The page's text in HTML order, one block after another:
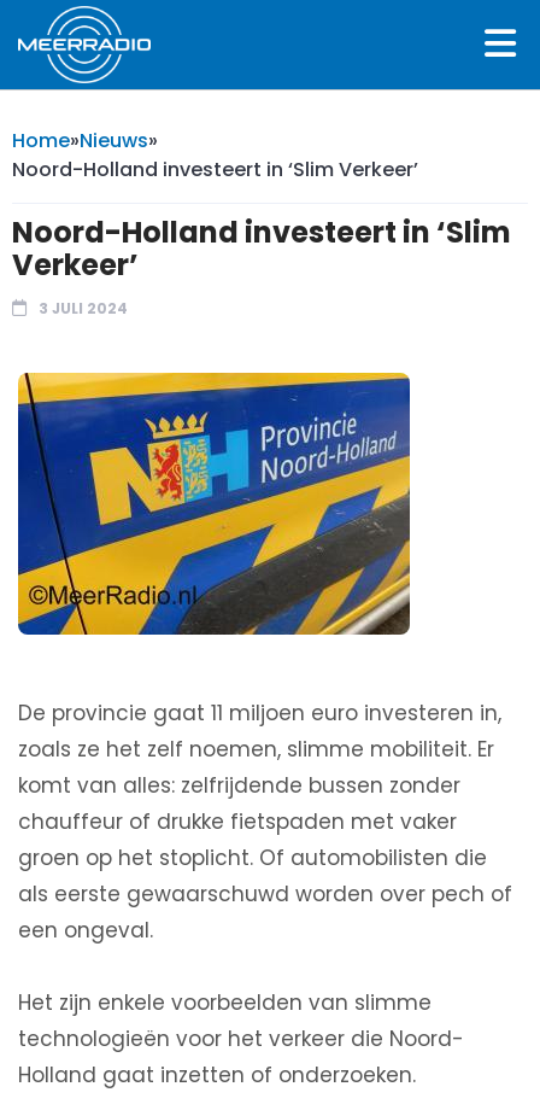
Home»Nieuws»
Noord-Holland investeert in ‘Slim Verkeer’
Noord-Holland investeert in ‘Slim
Verkeer’
3 JULI 2024
De provincie gaat 11 miljoen euro investeren in,
zoals ze het zelf noemen, slimme mobiliteit. Er
komt van alles: zelfrijdende bussen zonder
chauffeur of drukke fietspaden met vaker
groen op het stoplicht. Of automobilisten die
als eerste gewaarschuwd worden over pech of
een ongeval.
Het zijn enkele voorbeelden van slimme
technologieën voor het verkeer die Noord-
Holland gaat inzetten of onderzoeken.